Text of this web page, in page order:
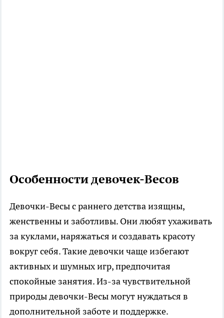
Особенности девочек-Весов
Девочки-Весы с раннего детства изящны,
женственны и заботливы. Они любят ухаживать
за куклами, наряжаться и создавать красоту
вокруг себя. Такие девочки чаще избегают
активных и шумных игр, предпочитая
спокойные занятия. Из-за чувствительной
природы девочки-Весы могут нуждаться в
дополнительной заботе и поддержке.